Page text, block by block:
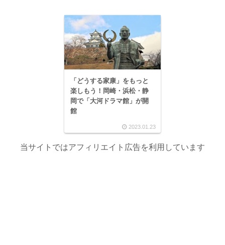
「どうする家康」をもっと
楽しもう！岡崎・浜松・静
岡で「大河ドラマ館」が開
館
2023.01.23
当サイトではアフィリエイト広告を利用しています